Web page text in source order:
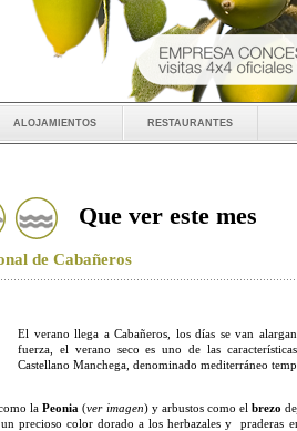
alojamientos restaurantes
Que ver este mes
de Cabañeros
El verano llega a Cabañeros, los días se van
fuerza, el verano seco es uno de las
Castellano Manchega, denominado mediterráneo
laPeonia (ver imagen) y arbustos como el brezo
precioso color dorado a los herbazales y praderas